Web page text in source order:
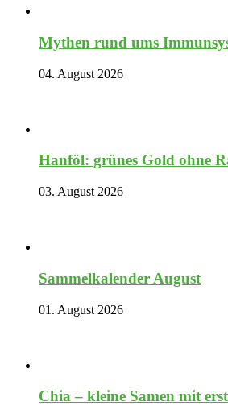
Mythen rund ums
04. August 2026
Hanföl: grünes Gold ohne
03. August 2026
Sammelkalender August
01. August 2026
Chia – kleine Samen mit